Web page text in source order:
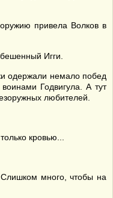
привела Волков в
Игги.
одержали немало побед
Годвигула. А тут
любителей.
кровью...
Слишком много, чтобы на